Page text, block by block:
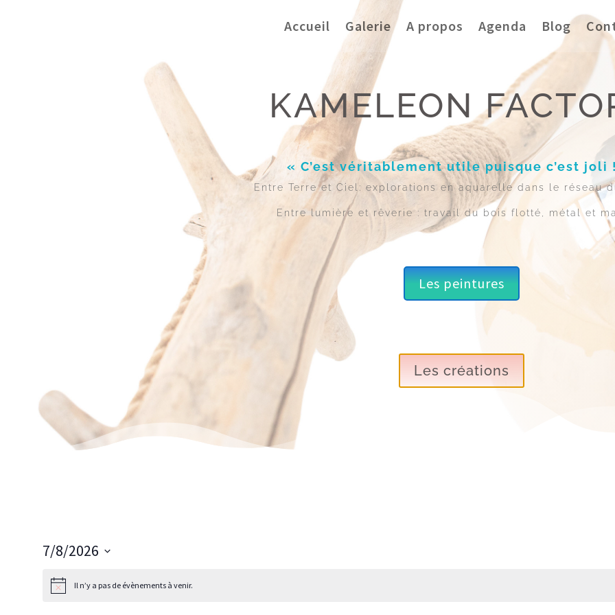
Accueil Galerie A propos Agenda Blog
KAMELEON
« C’est véritablement utile puisque c’est joli
Entre Terre et Ciel: explorations en aquarelle dans le réseau
Entre lumière et rêverie : travail du bois flotté, métal et
Les peintures
Les créations
7/8/2026
une
Il n’y a pas de évènements à venir.